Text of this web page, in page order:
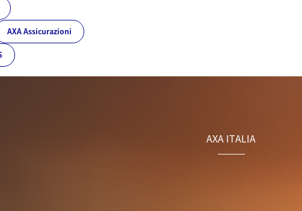
AXA Assicurazioni
AXA ITALIA